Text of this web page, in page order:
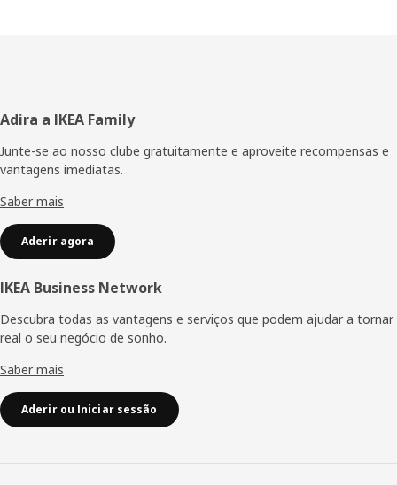
Rodapé
Adira a IKEA Family
Junte-se ao nosso clube gratuitamente e aproveite recompensas e
vantagens imediatas.
Saber mais
Aderir agora
IKEA Business Network
Descubra todas as vantagens e serviços que podem ajudar a tornar
real o seu negócio de sonho.
Saber mais
Aderir ou Iniciar sessão